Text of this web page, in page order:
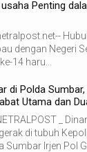
Penting
dengan Negeri
14 haru...
di Polda
Utama dan
_
di tubuh
Irjen Pol